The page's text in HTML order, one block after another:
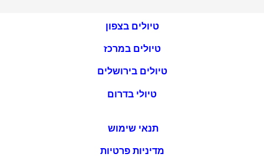
טיולים בצפון
טיולים במרכז
טיולים בירושלים
טיולי בדרום
תנאי שימוש
מדיניות פרטיות